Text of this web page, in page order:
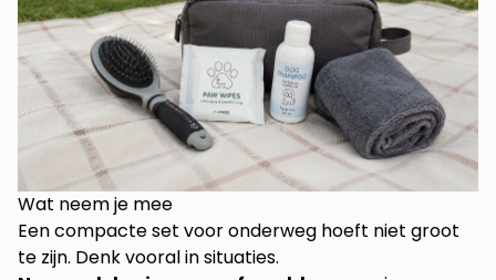
Wat neem je mee
Een compacte set voor onderweg hoeft niet groot
te zijn. Denk vooral in situaties.